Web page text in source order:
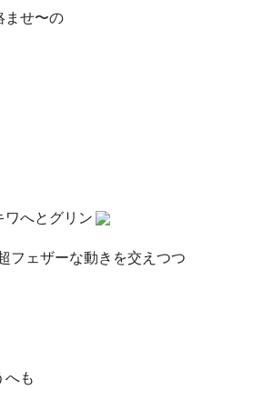
ませ〜の
ワへとグリン
フェザーな動きを交えつつ
へも